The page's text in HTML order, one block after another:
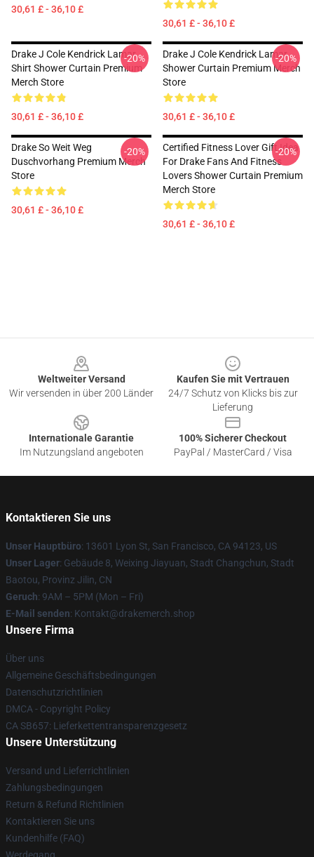
30,61 £ - 36,10 £
30,61 £ - 36,10 £
Drake J Cole Kendrick Lamar
Shirt Shower Curtain Premium
Merch Store
30,61 £ - 36,10 £
-20%
Drake J Cole Kendrick Lamar
Shower Curtain Premium Merch
Store
30,61 £ - 36,10 £
-20%
Drake So Weit Weg
Duschvorhang Premium Merch
Store
30,61 £ - 36,10 £
-20%
Certified Fitness Lover Gift Idea
For Drake Fans And Fitness
Lovers Shower Curtain Premium
Merch Store
30,61 £ - 36,10 £
-20%
Weltweiter Versand
Wir versenden in über 200 Länder
Kaufen Sie mit Vertrauen
24/7 Schutz von Klicks bis zur
Lieferung
Internationale Garantie
Im Nutzungsland angeboten
100% Sicherer Checkout
PayPal / MasterCard / Visa
Kontaktieren Sie uns
Unser Hauptbüro: 13601 Lyon St, San Francisco, CA 94123, US
Unser Lager: Gebäude 8, Weixing Jiayuan, Stadt Changchun, Stadt
Baotou, Provinz Jilin, CN
Geruch: 9AM – 5PM (Mon – Fri)
E-Mail senden: Kontakt@drakemerch.shop
Unsere Firma
Über uns
Allgemeine Geschäftsbedingungen
Datenschutzrichtlinien
DMCA - Copyright Policy
CA SB657: Lieferkettentransparenzgesetz
Unsere Unterstützung
Versand und Lieferrichtlinien
Zahlungsbedingungen
Return & Refund Richtlinien
Kontaktieren Sie uns
Kundenhilfe (FAQ)